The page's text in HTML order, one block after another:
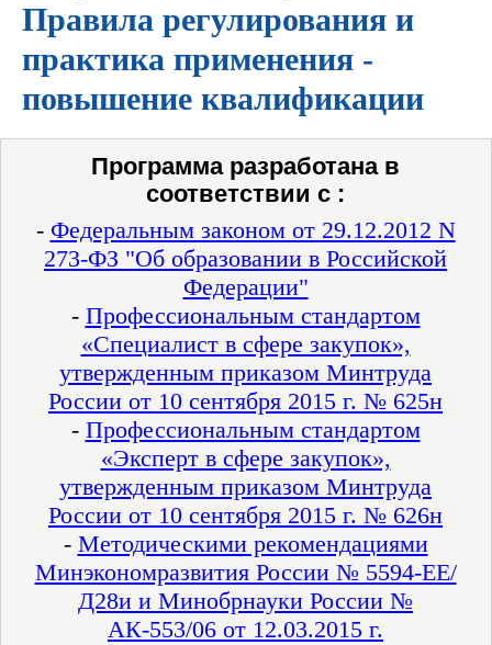
Правила регулирования и
практика применения -
повышение квалификации
Программа разработана в
соответствии с :
- Федеральным законом от 29.12.2012 N
273-ФЗ "Об образовании в Российской
Федерации"
- Профессиональным стандартом
«Специалист в сфере закупок»,
утвержденным приказом Минтруда
России от 10 сентября 2015 г. № 625н
- Профессиональным стандартом
«Эксперт в сфере закупок»,
утвержденным приказом Минтруда
России от 10 сентября 2015 г. № 626н
- Методическими рекомендациями
Минэкономразвития России № 5594-ЕЕ/
Д28и и Минобрнауки России №
АК-553/06 от 12.03.2015 г.